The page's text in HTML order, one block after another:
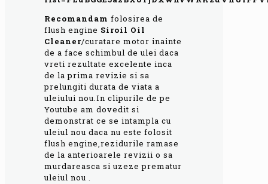
Recomandam folosirea de
flush engine Siroil Oil
Cleaner/curatare motor inainte
de a face schimbul de ulei daca
vreti rezultate excelente inca
de la prima revizie si sa
prelungiti durata de viata a
uleiului nou.In clipurile de pe
Youtube am dovedit si
demonstrat ce se intampla cu
uleiul nou daca nu este folosit
flush engine,rezidurile ramase
de la anterioarele revizii o sa
murdareasca si uzeze prematur
uleiul nou .